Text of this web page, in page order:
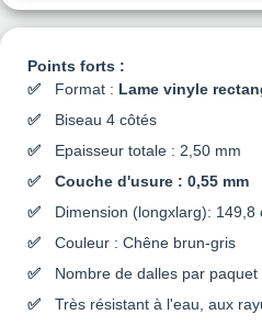
Points forts :
Format : Lame vinyle
Biseau 4 côtés
Epaisseur totale : 2,50 mm
Couche d'usure : 0,55 mm
Dimension (longxlarg): 149,8
Couleur : Chêne brun-gris
Nombre de dalles par paquet
Très résistant à l'eau, aux